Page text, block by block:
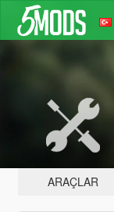
ARAÇLAR